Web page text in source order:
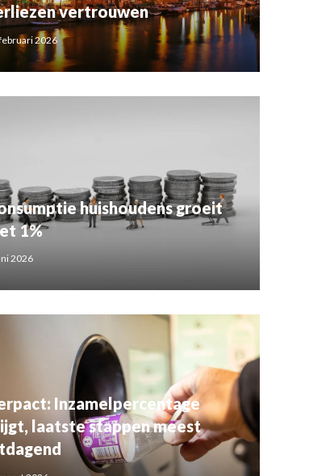
vertrouwen
2026
huishoudens groeit
1%
2026
Inzamelpercentage
laatste stappen meest